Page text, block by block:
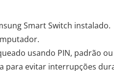
Smart Switch instalado.
usando PIN, padrão
para evitar interrupções